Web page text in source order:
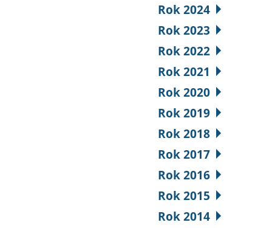
Rok 2024
Rok 2023
Rok 2022
Rok 2021
Rok 2020
Rok 2019
Rok 2018
Rok 2017
Rok 2016
Rok 2015
Rok 2014